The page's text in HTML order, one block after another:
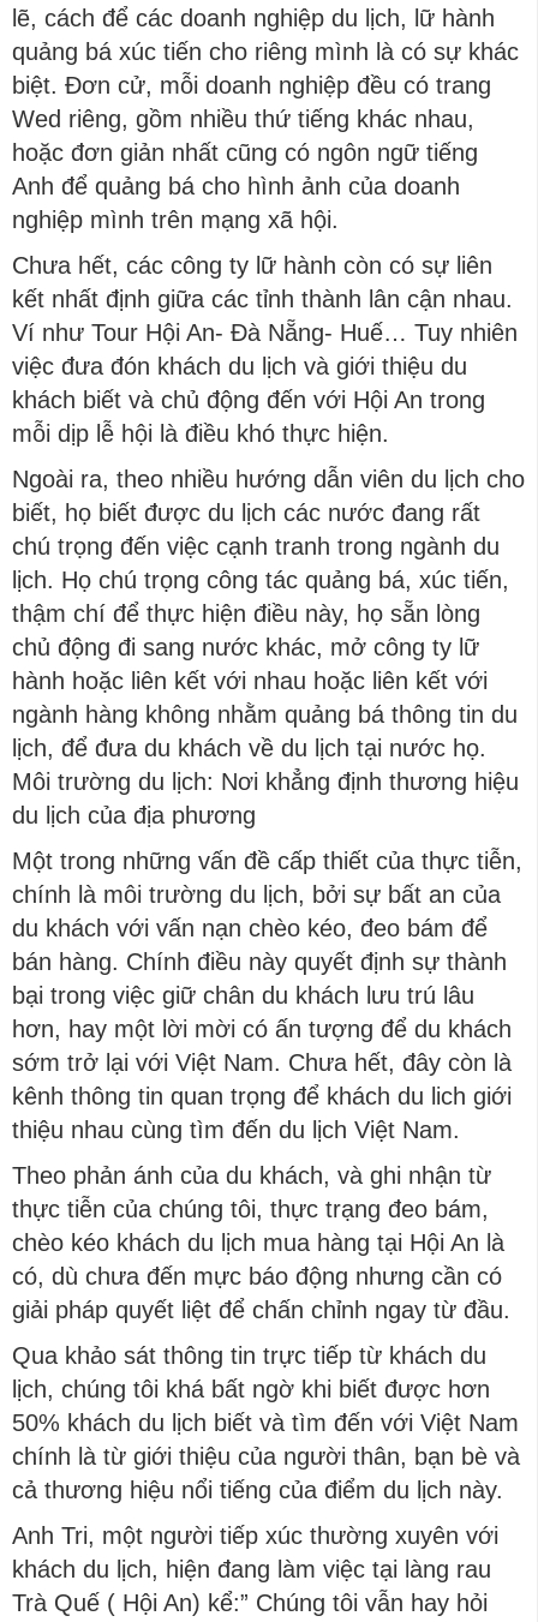
lẽ, cách để các doanh nghiệp du lịch, lữ hành
quảng bá xúc tiến cho riêng mình là có sự khác
biệt. Đơn cử, mỗi doanh nghiệp đều có trang
Wed riêng, gồm nhiều thứ tiếng khác nhau,
hoặc đơn giản nhất cũng có ngôn ngữ tiếng
Anh để quảng bá cho hình ảnh của doanh
nghiệp mình trên mạng xã hội.
Chưa hết, các công ty lữ hành còn có sự liên
kết nhất định giữa các tỉnh thành lân cận nhau.
Ví như Tour Hội An- Đà Nẵng- Huế… Tuy nhiên
việc đưa đón khách du lịch và giới thiệu du
khách biết và chủ động đến với Hội An trong
mỗi dịp lễ hội là điều khó thực hiện.
Ngoài ra, theo nhiều hướng dẫn viên du lịch cho
biết, họ biết được du lịch các nước đang rất
chú trọng đến việc cạnh tranh trong ngành du
lịch. Họ chú trọng công tác quảng bá, xúc tiến,
thậm chí để thực hiện điều này, họ sẵn lòng
chủ động đi sang nước khác, mở công ty lữ
hành hoặc liên kết với nhau hoặc liên kết với
ngành hàng không nhằm quảng bá thông tin du
lịch, để đưa du khách về du lịch tại nước họ.
Môi trường du lịch: Nơi khẳng định thương hiệu
du lịch của địa phương
Một trong những vấn đề cấp thiết của thực tiễn,
chính là môi trường du lịch, bởi sự bất an của
du khách với vấn nạn chèo kéo, đeo bám để
bán hàng. Chính điều này quyết định sự thành
bại trong việc giữ chân du khách lưu trú lâu
hơn, hay một lời mời có ấn tượng để du khách
sớm trở lại với Việt Nam. Chưa hết, đây còn là
kênh thông tin quan trọng để khách du lich giới
thiệu nhau cùng tìm đến du lịch Việt Nam.
Theo phản ánh của du khách, và ghi nhận từ
thực tiễn của chúng tôi, thực trạng đeo bám,
chèo kéo khách du lịch mua hàng tại Hội An là
có, dù chưa đến mực báo động nhưng cần có
giải pháp quyết liệt để chấn chỉnh ngay từ đầu.
Qua khảo sát thông tin trực tiếp từ khách du
lịch, chúng tôi khá bất ngờ khi biết được hơn
50% khách du lịch biết và tìm đến với Việt Nam
chính là từ giới thiệu của người thân, bạn bè và
cả thương hiệu nổi tiếng của điểm du lịch này.
Anh Tri, một người tiếp xúc thường xuyên với
khách du lịch, hiện đang làm việc tại làng rau
Trà Quế ( Hội An) kể:” Chúng tôi vẫn hay hỏi